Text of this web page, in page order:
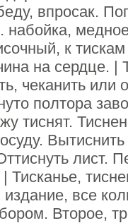
впросак.
набойка,
к
на сердце. |
чеканить
полтора
тиснят.
Вытиснить
лист.
Тисканье,
издание, все
Второе,